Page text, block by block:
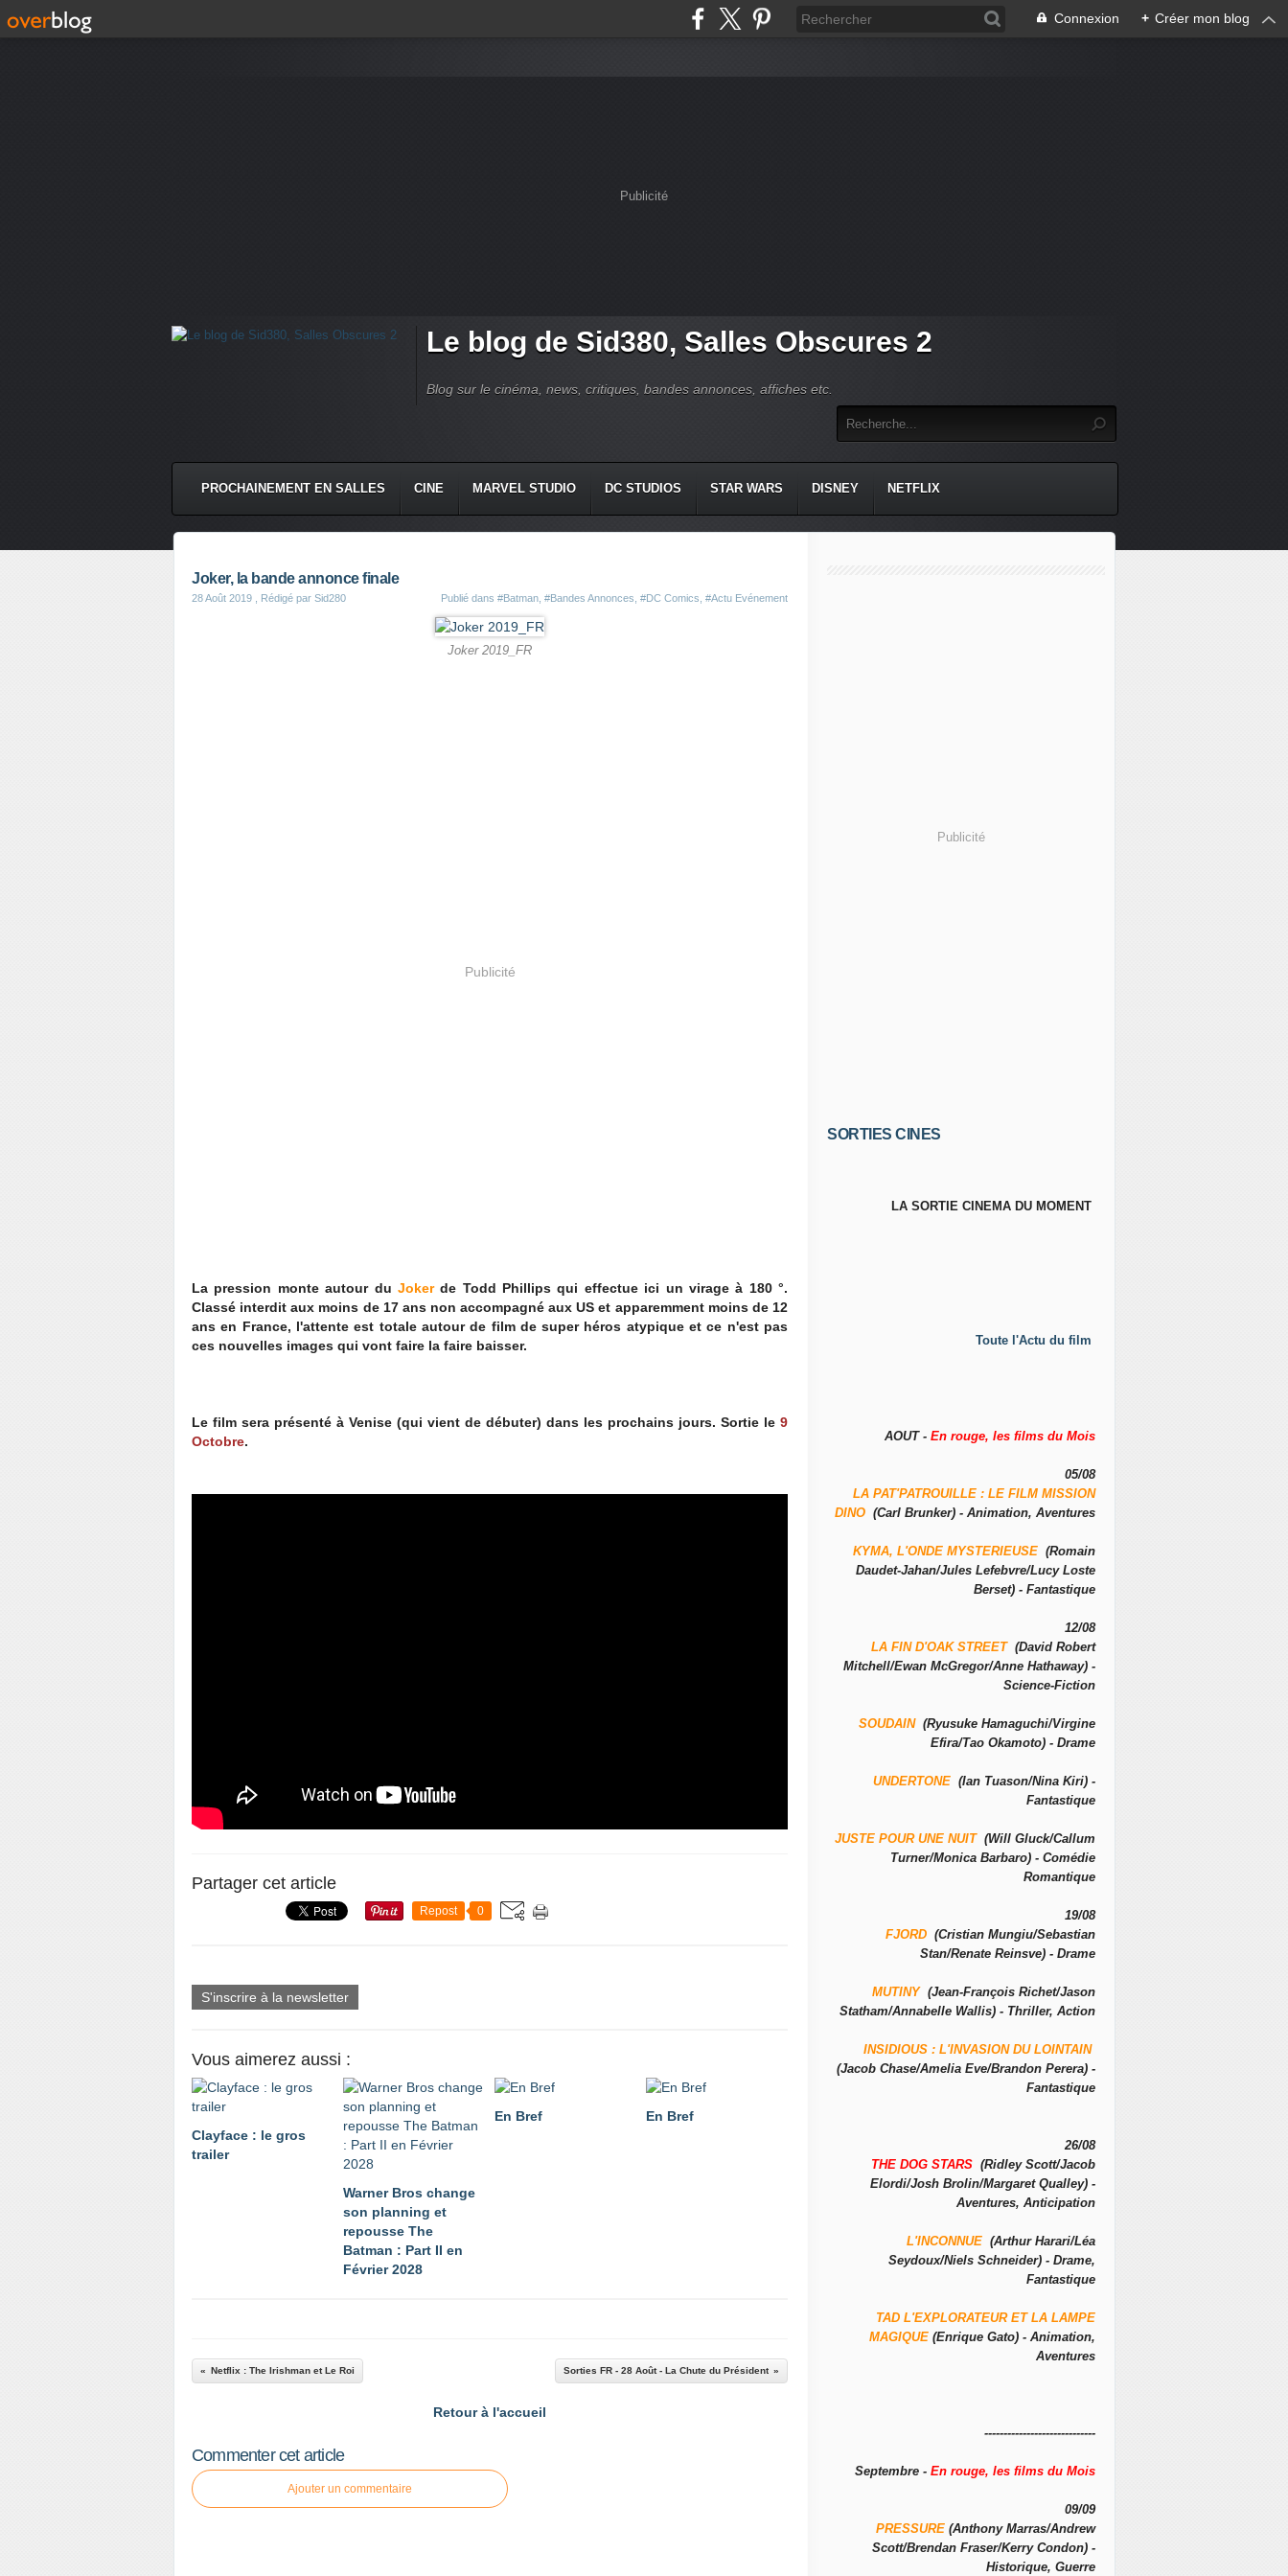
Connexion + Créer mon blog
Publicité
Le blog de Sid380, Salles Obscures 2
Blog sur le cinéma, news, critiques, bandes annonces, affiches etc.
PROCHAINEMENT EN SALLES CINE MARVEL STUDIO DC STUDIOS STAR WARS DISNEY NETFLIX
Joker, la bande annonce finale
28 Août 2019 , Rédigé par Sid280 Publié dans #Batman #Bandes Annonces #DC Comics #Actu Evénement
Joker 2019_FR
Publicité
La pression monte autour du Jokerde Todd Phillips qui effectue ici un virage à 180 °.
Classé interdit aux moins de 17 ans non accompagné aux US et apparemment moins de 12
ans en France, l'attente est totale autour de film de super héros atypique et ce n'est pas
ces nouvelles images qui vont faire la faire baisser.
Le film sera présenté à Venise (qui vient de débuter) dans les prochains jours. Sortie le 9
Octobre.
Partager cet article
Repost 0
S'inscrire à la newsletter
Vous aimerez aussi :
Clayface : le gros
trailer
Warner Bros change
son planning et
repousse The
Batman : Part II en
Février 2028
En Bref En Bref
Netflix : The Irishman et Le Roi Sorties FR - 28 Août - La Chute du Président
Retour à l'accueil
Commenter cet article
Ajouter un commentaire
Publicité
SORTIES CINES
LA SORTIE CINEMA DU MOMENT
Toute l'Actu du film
AOUT - En rouge, les films du Mois
05/08
LA PAT'PATROUILLE : LE FILM MISSION
DINO (Carl Brunker) - Animation, Aventures
KYMA, L'ONDE MYSTERIEUSE (Romain
Daudet-Jahan/Jules Lefebvre/Lucy Loste
Berset) - Fantastique
12/08
LA FIN D'OAK STREET(David Robert
Mitchell/Ewan McGregor/Anne Hathaway) -
Science-Fiction
SOUDAIN(Ryusuke Hamaguchi/Virgine
Efira/Tao Okamoto) - Drame
UNDERTONE (Ian Tuason/Nina Kiri) -
Fantastique
JUSTE POUR UNE NUIT(Will Gluck/Callum
Turner/Monica Barbaro) - Comédie
Romantique
19/08
FJORD (Cristian Mungiu/Sebastian
Stan/Renate Reinsve) - Drame
MUTINY(Jean-François Richet/Jason
Statham/Annabelle Wallis) - Thriller, Action
INSIDIOUS : L'INVASION DU LOINTAIN
(Jacob Chase/Amelia Eve/Brandon Perera) -
Fantastique
26/08
THE DOG STARS (Ridley Scott/Jacob
Elordi/Josh Brolin/Margaret Qualley) -
Aventures, Anticipation
L'INCONNUE (Arthur Harari/Léa
Seydoux/Niels Schneider) - Drame,
Fantastique
TAD L'EXPLORATEUR ET LA LAMPE
MAGIQUE (Enrique Gato) - Animation,
Aventures
-----------------------------
Septembre - En rouge, les films du Mois
09/09
PRESSURE (Anthony Marras/Andrew
Scott/Brendan Fraser/Kerry Condon) -
Historique, Guerre